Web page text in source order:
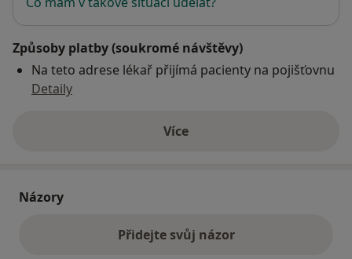
Způsoby platby (soukromé návštěvy)
Na teto adrese lékař přijímá pacienty na pojišťovnu
Detaily
Víceo adrese
Názory
Přidejte svůj názor